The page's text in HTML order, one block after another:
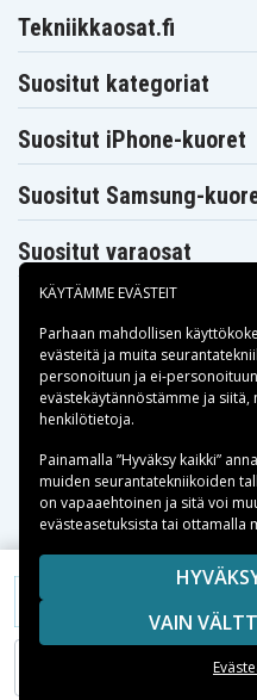
Tekniikkaosat.fi
Suositut kategoriat
Suositut iPhone-kuoret
Suositut Samsung-
Suositut varaosat
Maksuvaihtoehdot
Toimitusvaihtoehdot
Copyright ©
SIVULLA MAINITUT
KÄYTÄMME EVÄSTEIT
Parhaan mahdollisen
evästeitä ja muita
personoituun ja ei-
evästekäytännöstämme ja siitä,
henkilötietoja.
Painamalla ”Hyväksy kaikki”
muiden seurantatekniikoiden
on vapaaehtoinen ja sitä voi
evästeasetuksista tai ottamalla
VAIN